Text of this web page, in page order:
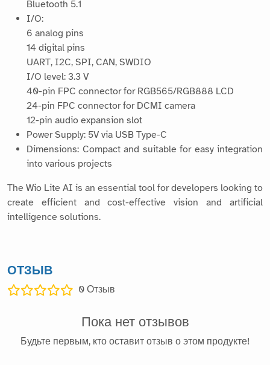
Bluetooth 5.1
I/O:
6 analog pins
14 digital pins
UART, I2C, SPI, CAN, SWDIO
I/O level: 3.3 V
40-pin FPC connector for RGB565/RGB888 LCD
24-pin FPC connector for DCMI camera
12-pin audio expansion slot
Power Supply: 5V via USB Type-C
Dimensions: Compact and suitable for easy integration
into various projects
The Wio Lite AI is an essential tool for developers looking to
create efficient and cost-effective vision and artificial
intelligence solutions.
ОТЗЫВ
0 Отзыв
Пока нет отзывов
Будьте первым, кто оставит отзыв о этом продукте!